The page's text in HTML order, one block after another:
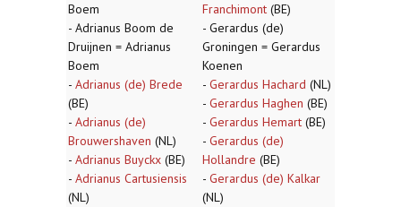
Boem
- Adrianus Boom de
Druijnen = Adrianus
Boem
- Adrianus (de) Brede
(BE)
- Adrianus (de)
Brouwershaven (NL)
- Adrianus Buyckx (BE)
- Adrianus Cartusiensis
(NL)
Franchimont (BE)
- Gerardus (de)
Groningen = Gerardus
Koenen
- Gerardus Hachard (NL)
- Gerardus Haghen (BE)
- Gerardus Hemart (BE)
- Gerardus (de)
Hollandre (BE)
- Gerardus (de) Kalkar
(NL)